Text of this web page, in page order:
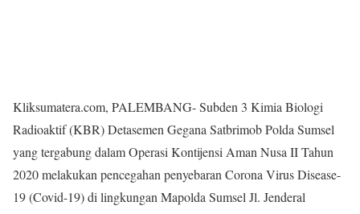
Kliksumatera.com, PALEMBANG- Subden 3 Kimia Biologi
Radioaktif (KBR) Detasemen Gegana Satbrimob Polda Sumsel
yang tergabung dalam Operasi Kontijensi Aman Nusa II Tahun
2020 melakukan pencegahan penyebaran Corona Virus Disease-
19 (Covid-19) di lingkungan Mapolda Sumsel Jl. Jenderal